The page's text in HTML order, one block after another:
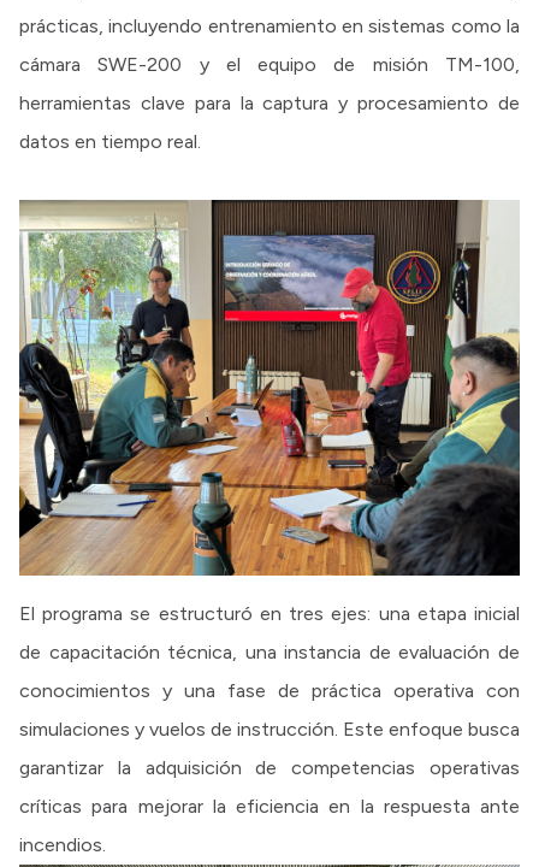
prácticas, incluyendo entrenamiento en sistemas como la
cámara SWE-200 y el equipo de misión TM-100,
herramientas clave para la captura y procesamiento de
datos en tiempo real.
El programa se estructuró en tres ejes: una etapa inicial
de capacitación técnica, una instancia de evaluación de
conocimientos y una fase de práctica operativa con
simulaciones y vuelos de instrucción. Este enfoque busca
garantizar la adquisición de competencias operativas
críticas para mejorar la eficiencia en la respuesta ante
incendios.